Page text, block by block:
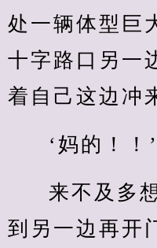
处一辆体型巨
十字路口另一
着自己这边冲
‘妈的！！’
来不及多
到另一边再开